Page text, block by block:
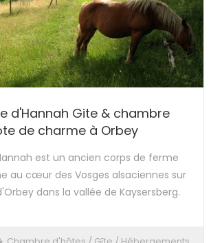
d'Hannah Gite & chambre
de charme à Orbey
est un ancien corps de ferme
au cœur des Vosges alsaciennes sur
dans la vallée de Kaysersberg.